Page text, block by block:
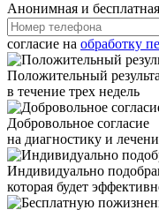
Анонимная и бесплатная
согласие на обработку
Положительный
в течение трех недель
Добровольное согласие
на диагностику и
Индивидуально
которая будет